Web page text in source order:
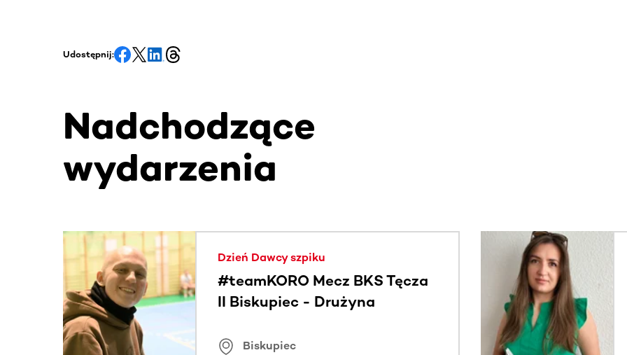
Udostępnij:
Nadchodzące
wydarzenia
Ta sekcja zawiera treści przewijane w poziomie. Użyj klawisza Tab lub przesuń palcem, aby zobaczyć
Dzień Dawcy szpiku
#teamKORO Mecz BKS Tęcza
II Biskupiec - Drużyna
Biskupiec